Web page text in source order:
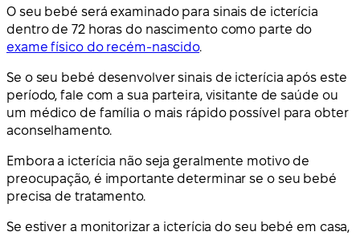
O seu bebé será examinado para sinais de icterícia
dentro de 72 horas do nascimento como parte do
exame físico do recém-nascido.
Se o seu bebé desenvolver sinais de icterícia após este
período, fale com a sua parteira, visitante de saúde ou
um médico de família o mais rápido possível para obter
aconselhamento.
Embora a icterícia não seja geralmente motivo de
preocupação, é importante determinar se o seu bebé
precisa de tratamento.
Se estiver a monitorizar a icterícia do seu bebé em casa,